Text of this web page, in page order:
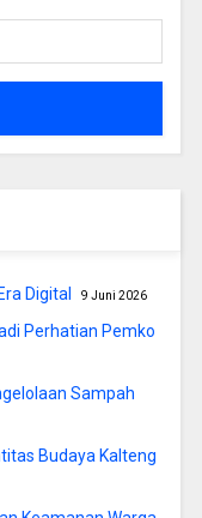
Digital 9 Juni 2026
Perhatian Pemko
Sampah
Budaya Kalteng